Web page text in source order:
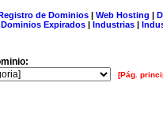
de Dominios| Web Hosting |
Dominios Expirados | Industrias |
[Pág.